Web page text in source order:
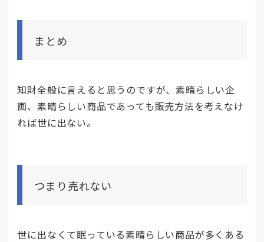
まとめ
知財全般に言えると思うのですが、素晴らしい企
画、素晴らしい商品であっても販売方法を考えなけ
れば世に出ない。
つまり売れない
世に出なくて眠っている素晴らしい商品が多くある